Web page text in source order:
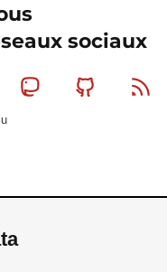
sociaux
Linkedin MastodonGithub